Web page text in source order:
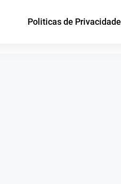
Politicas de Privacidade